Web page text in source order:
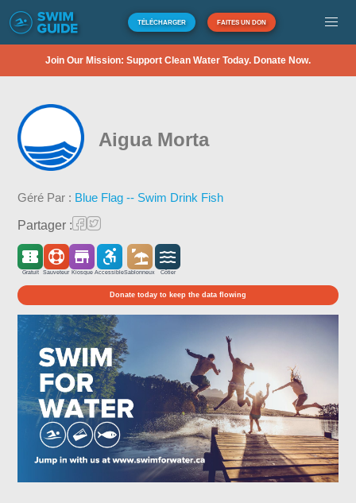
TÉLÉCHARGER FAITES UN DON
Join Our Mission: Support Clean Water Today. Donate Now.
Aigua Morta
Géré Par : Blue Flag -- Swim Drink Fish
Partager :
Gratuit Sauveteur Kiosque AccessibleSablonneux Côtier
Donate today to keep the data flowing